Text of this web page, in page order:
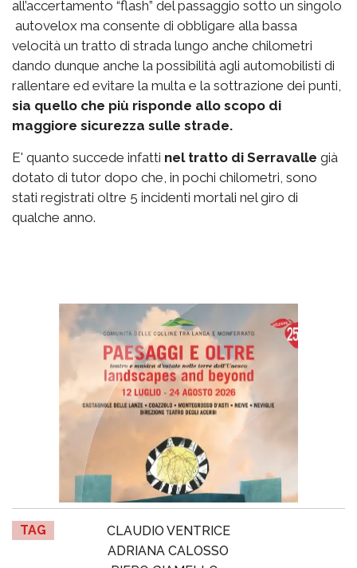
all’accertamento “flash” del passaggio sotto un singolo
autovelox ma consente di obbligare alla bassa
velocità un tratto di strada lungo anche chilometri
dando dunque anche la possibilità agli automobilisti di
rallentare ed evitare la multa e la sottrazione dei punti,
sia quello che più risponde allo scopo di
maggiore sicurezza sulle strade.
E' quanto succede infatti nel tratto di Serravalle già
dotato di tutor dopo che, in pochi chilometri, sono
stati registrati oltre 5 incidenti mortali nel giro di
qualche anno.
TAG
CLAUDIO VENTRICE
ADRIANA CALOSSO